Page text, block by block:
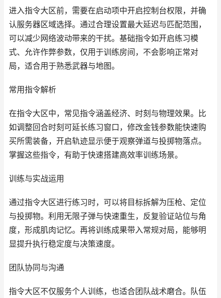
进入指令大区前，需要在启动项中开启控制台权限，并确
认服务器区域选择。通过合理设置最大延迟与匹配范围，
可以减少网络波动带来的干扰。基础指令如开启练习模
式、允许作弊参数，仅用于训练房间，不会影响正常对
局，适合用于熟悉武器与地图。
常用指令解析
在指令大区中，常见指令涵盖经济、时刻与物理效果。比
如调整回合时刻可延长练习窗口，修改金钱参数能快速购
买所需装备，开启轨迹显示便于观察弹道与投掷物落点。
掌握这些指令，有助于快速搭建高效率训练场景。
训练与实战运用
通过指令大区进行练习时，可以将目标拆解为压枪、定位
与投掷物。利用无限子弹与快速重生，反复验证站位与角
度，形成肌肉记忆。再将训练成果带入常规对局，能够明
显提升执行稳定度与决策速度。
团队协同与沟通
指令大区不仅服务个人训练，也适合团队战术磨合。队伍